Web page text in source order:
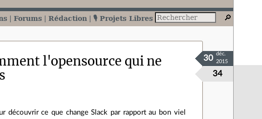
Forums Rédaction 🎙️ Projets Libres
l'opensource qui ne
34
30
déc.
2015
découvrir ce que change Slack par rapport au bon viel